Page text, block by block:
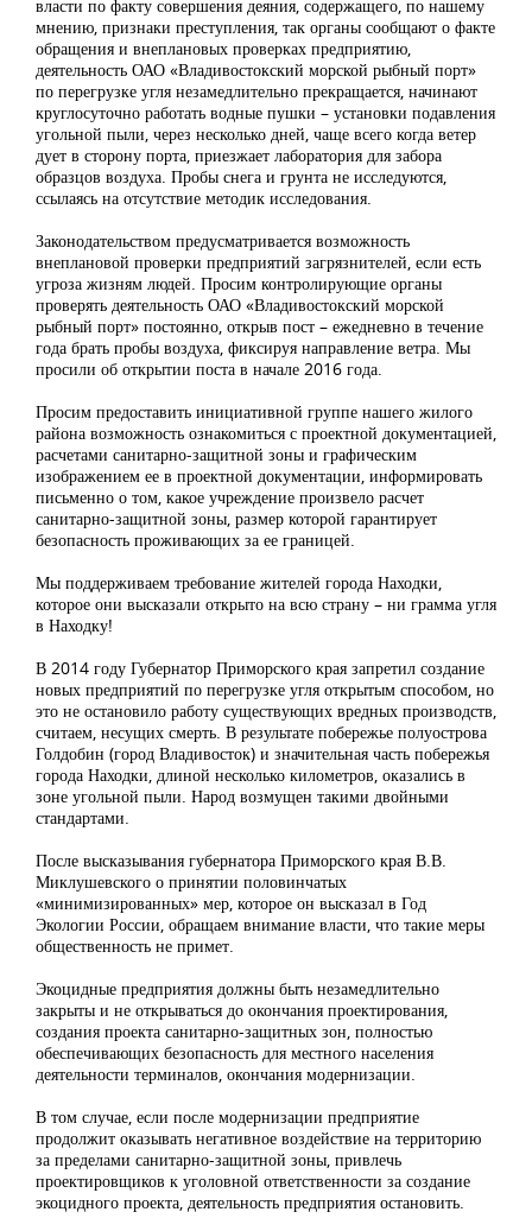
власти по факту совершения деяния, содержащего, по нашему
мнению, признаки преступления, так органы сообщают о факте
обращения и внеплановых проверках предприятию,
деятельность ОАО «Владивостокский морской рыбный порт»
по перегрузке угля незамедлительно прекращается, начинают
круглосуточно работать водные пушки – установки подавления
угольной пыли, через несколько дней, чаще всего когда ветер
дует в сторону порта, приезжает лаборатория для забора
образцов воздуха. Пробы снега и грунта не исследуются,
ссылаясь на отсутствие методик исследования.
Законодательством предусматривается возможность
внеплановой проверки предприятий загрязнителей, если есть
угроза жизням людей. Просим контролирующие органы
проверять деятельность ОАО «Владивостокский морской
рыбный порт» постоянно, открыв пост – ежедневно в течение
года брать пробы воздуха, фиксируя направление ветра. Мы
просили об открытии поста в начале 2016 года.
Просим предоставить инициативной группе нашего жилого
района возможность ознакомиться с проектной документацией,
расчетами санитарно-защитной зоны и графическим
изображением ее в проектной документации, информировать
письменно о том, какое учреждение произвело расчет
санитарно-защитной зоны, размер которой гарантирует
безопасность проживающих за ее границей.
Мы поддерживаем требование жителей города Находки,
которое они высказали открыто на всю страну – ни грамма угля
в Находку!
В 2014 году Губернатор Приморского края запретил создание
новых предприятий по перегрузке угля открытым способом, но
это не остановило работу существующих вредных производств,
считаем, несущих смерть. В результате побережье полуострова
Голдобин (город Владивосток) и значительная часть побережья
города Находки, длиной несколько километров, оказались в
зоне угольной пыли. Народ возмущен такими двойными
стандартами.
После высказывания губернатора Приморского края В.В.
Миклушевского о принятии половинчатых
«минимизированных» мер, которое он высказал в Год
Экологии России, обращаем внимание власти, что такие меры
общественность не примет.
Экоцидные предприятия должны быть незамедлительно
закрыты и не открываться до окончания проектирования,
создания проекта санитарно-защитных зон, полностью
обеспечивающих безопасность для местного населения
деятельности терминалов, окончания модернизации.
В том случае, если после модернизации предприятие
продолжит оказывать негативное воздействие на территорию
за пределами санитарно-защитной зоны, привлечь
проектировщиков к уголовной ответственности за создание
экоцидного проекта, деятельность предприятия остановить.